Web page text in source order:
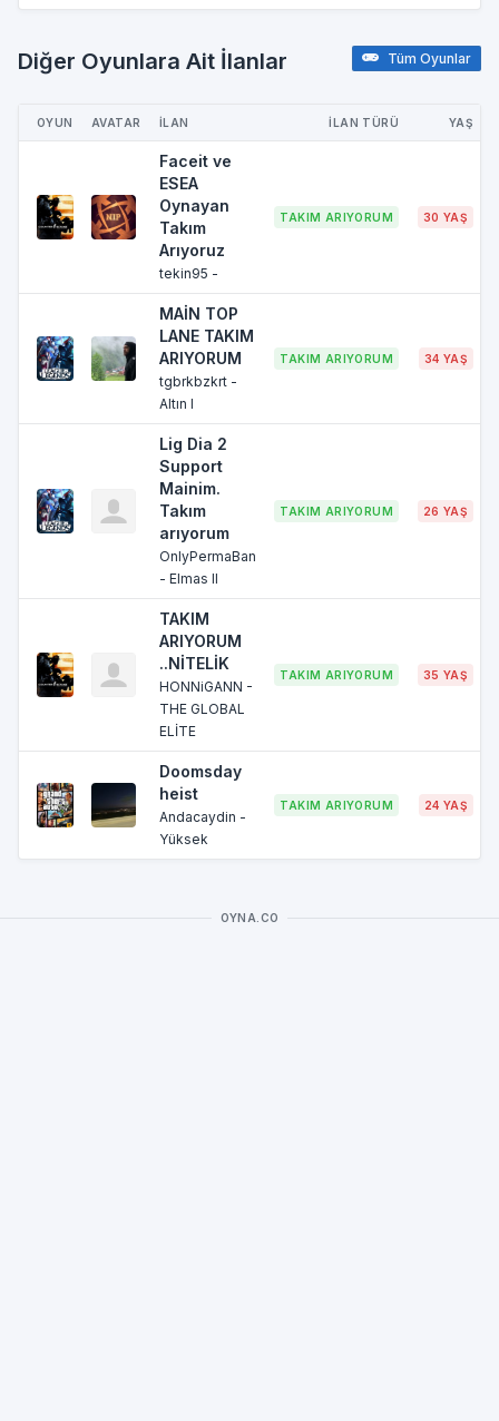
Diğer Oyunlara Ait İlanlar Tüm Oyunlar
OYUN AVATAR İLAN İLAN TÜRÜ YAŞ
Faceit ve
ESEA
Oynayan
Takım
Arıyoruz
tekin95 -
TAKIM ARIYORUM 30 YAŞ
MAİN TOP
LANE TAKIM
ARIYORUM
tgbrkbzkrt -
Altın I
TAKIM ARIYORUM 34 YAŞ
Lig Dia 2
Support
Mainim.
Takım
arıyorum
OnlyPermaBan
- Elmas II
TAKIM ARIYORUM 26 YAŞ
TAKIM
ARIYORUM
..NİTELİK
HONNiGANN -
THE GLOBAL
ELİTE
TAKIM ARIYORUM 35 YAŞ
Doomsday
heist
Andacaydin -
Yüksek
TAKIM ARIYORUM 24 YAŞ
OYNA.CO